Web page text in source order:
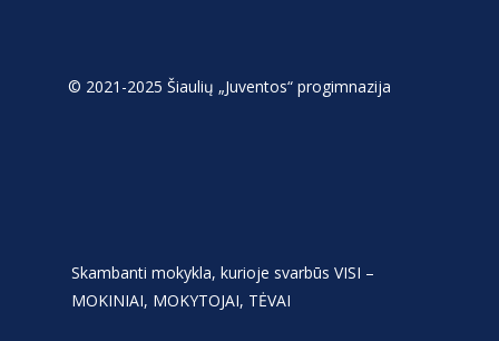
© 2021-2025 Šiaulių „Juventos“ progimnazija
Skambanti mokykla, kurioje svarbūs VISI –
MOKINIAI, MOKYTOJAI, TĖVAI